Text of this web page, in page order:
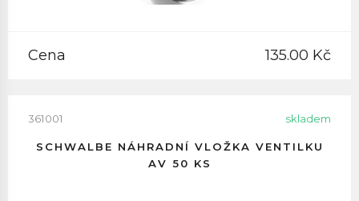
Cena 135.00 Kč
361001 skladem
SCHWALBE NÁHRADNÍ VLOŽKA VENTILKU
AV 50 KS